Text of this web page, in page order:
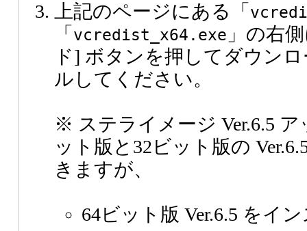
上記のページにある「
「 vcredist_x64.exe 」の右
ド] ボタンを押してダウン
ルしてください。
※ ステライメージ Ver.6.5
ット版と32ビット版の
きますが、
64ビット版 Ver.6.5 をイ